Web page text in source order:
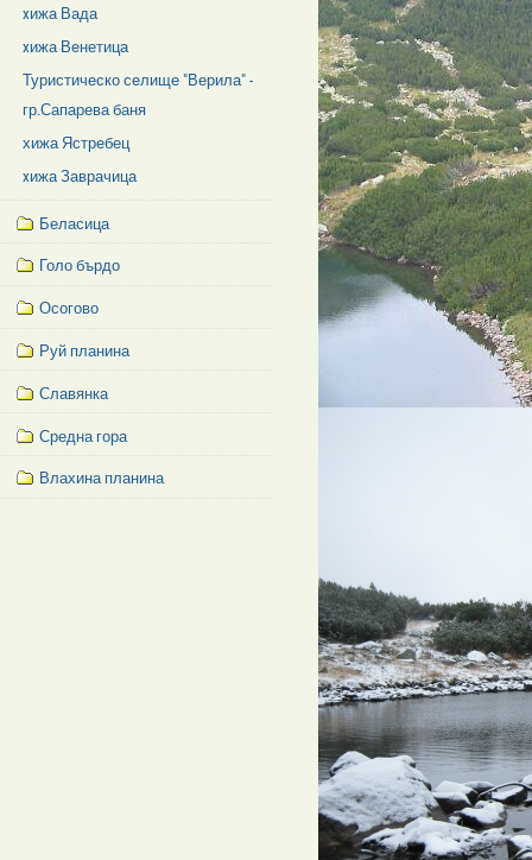
xижа Вада
xижа Венетица
Туристическо селище "Верила" -
гр.Сапарева баня
хижа Ястребец
xижа Заврачица
Беласица
Голо бърдо
Осогово
Руй планина
Славянка
Средна гора
Влахина планина